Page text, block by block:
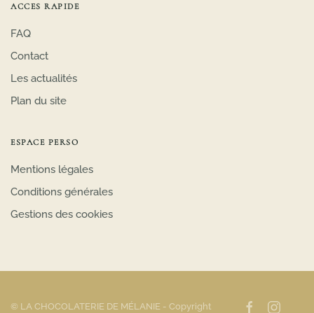
ACCES RAPIDE
FAQ
Contact
Les actualités
Plan du site
ESPACE PERSO
Mentions légales
Conditions générales
Gestions des cookies
© LA CHOCOLATERIE DE MÉLANIE - Copyright